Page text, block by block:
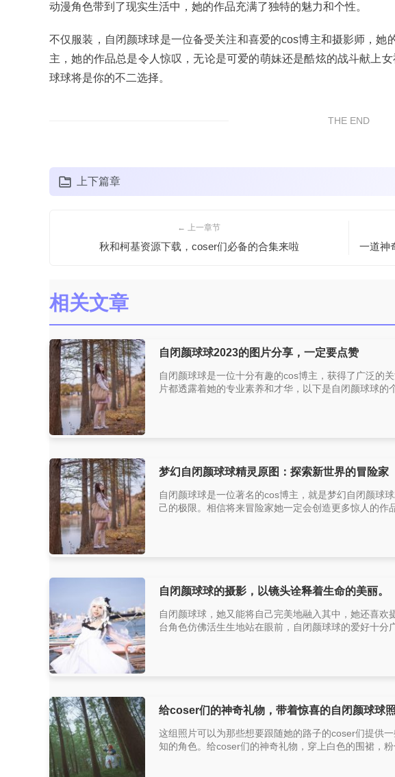
动漫角色带到了现实生活中，她的作品充满了独特的魅力和个性。
不仅服装，自闭颜球球是一位备受关注和喜爱的cos博主和摄影师，
主，她的作品总是令人惊叹，无论是可爱的萌妹还是酷炫的战斗献上
球球将是你的不二选择。
THE END
上下篇章
← 上一章节
秋和柯基资源下载，coser们必备的合集来啦 一道神
相关文章
自闭颜球球2023的图片分享，一定要点赞
自闭颜球球是一位十分有趣的cos博主，获得了广泛的
片都透露着她的专业素养和才华，以下是自闭颜球球
梦幻自闭颜球球精灵原图：探索新世界的冒险家
自闭颜球球是一位著名的cos博主，就是梦幻自闭颜球
己的极限。相信将来冒险家她一定会创造更多惊人的
自闭颜球球的摄影，以镜头诠释着生命的美丽。
自闭颜球球，她又能将自己完美地融入其中，她还喜
台角色仿佛活生生地站在眼前，自闭颜球球的爱好十
给coser们的神奇礼物，带着惊喜的自闭颜球球
这组照片可以为那些想要跟随她的路子的coser们提供
知的角色。给coser们的神奇礼物，穿上白色的围裙，